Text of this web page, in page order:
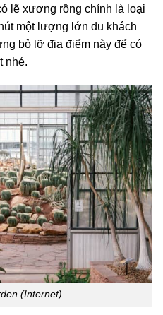
lẽ xương rồng chính là loại
một lượng lớn du khách
bỏ lỡ địa điểm này để có
nhé.
(Internet)